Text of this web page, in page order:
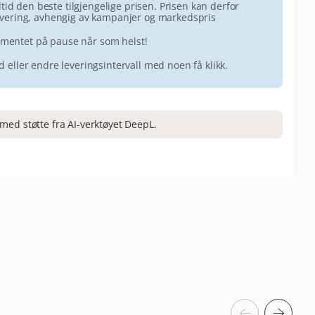
den beste tilgjengelige prisen. Prisen kan derfor
avhengig av kampanjer og markedspris
på pause når som helst!
eller endre leveringsintervall med noen få klikk.
støtte fra AI-verktøyet DeepL.